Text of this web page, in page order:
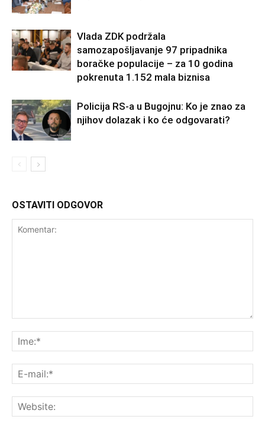
Vlada ZDK podržala
samozapošljavanje 97 pripadnika
boračke populacije – za 10 godina
pokrenuta 1.152 mala biznisa
Policija RS-a u Bugojnu: Ko je znao za
njihov dolazak i ko će odgovarati?
OSTAVITI ODGOVOR